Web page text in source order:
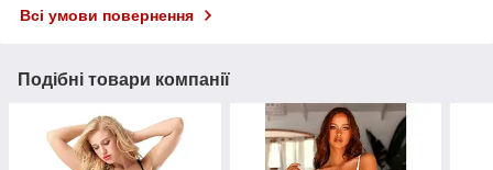
Всі умови повернення
Подібні товари компанії